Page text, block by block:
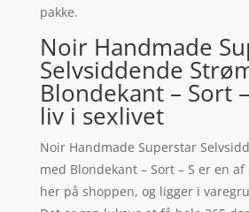
pakke.
Noir Handmade
Selvsiddende
Blondekant – Sort
liv i sexlivet
Noir Handmade Superstar
med Blondekant – Sort – S er en
her på shoppen, og ligger i